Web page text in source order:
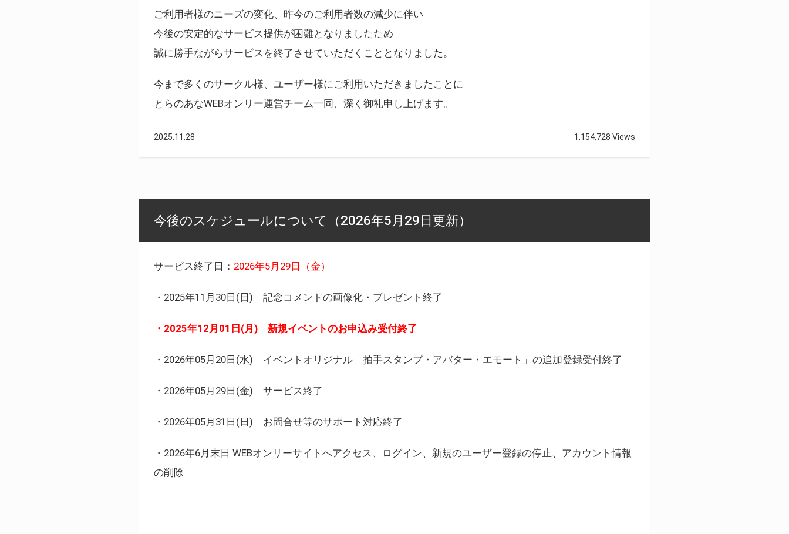
ご利用者様のニーズの変化、昨今のご利用者数の減少に伴い
今後の安定的なサービス提供が困難となりましたため
誠に勝手ながらサービスを終了させていただくこととなりました。
今まで多くのサークル様、ユーザー様にご利用いただきましたことに
とらのあなWEBオンリー運営チーム一同、深く御礼申し上げます。
2025.11.28 1,154,728 Views
今後のスケジュールについて（2026年5月29日更新）
サービス終了日： 2026年5月29日（金）
・2025年11月30日(日) 記念コメントの画像化・プレゼント終了
・2025年12月01日(月) 新規イベントのお申込み受付終了
・2026年05月20日(水) イベントオリジナル「拍手スタンプ・アバター・エモート」の追加登録受付終了
・2026年05月29日(金) サービス終了
・2026年05月31日(日) お問合せ等のサポート対応終了
・2026年6月末日 WEBオンリーサイトへアクセス、ログイン、新規のユーザー登録の停止、アカウント情報
の削除